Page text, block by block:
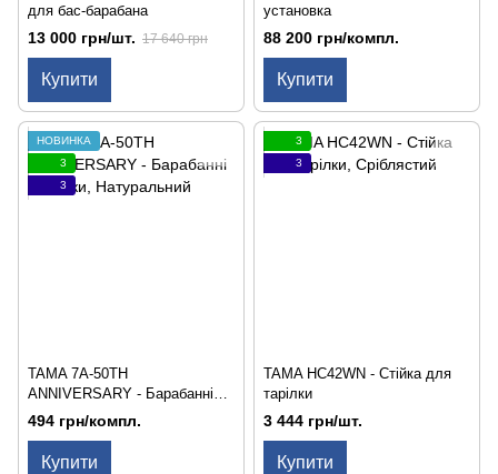
для бас-барабана
13 000 грн/шт. 17 640 грн
Купити
установка
88 200 грн/компл.
Купити
НОВИНКА
3
3
TAMA 7A-50TH
ANNIVERSARY - Барабанні
палички
494 грн/компл.
Купити
3
3
TAMA HC42WN - Стійка для
тарілки
3 444 грн/шт.
Купити